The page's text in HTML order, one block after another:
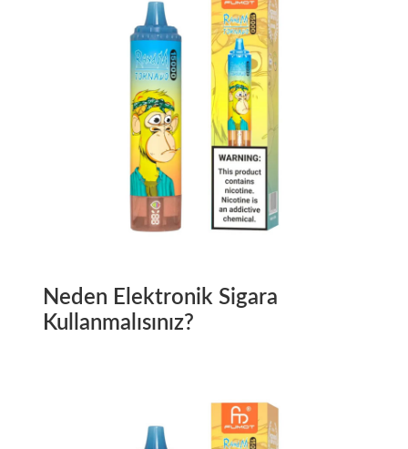
Neden Elektronik Sigara
Kullanmalısınız?